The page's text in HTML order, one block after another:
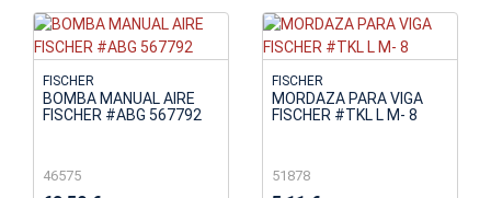
FISCHER
BOMBA MANUAL AIRE
FISCHER #ABG 567792
46575
FISCHER
MORDAZA PARA VIGA
FISCHER #TKL L M- 8
51878